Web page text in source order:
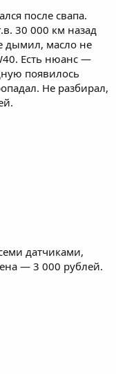
после свапа.
30 000 км назад
дымил, масло не
Есть нюанс —
появилось
Не разбирал,
датчиками,
— 3 000 рублей.